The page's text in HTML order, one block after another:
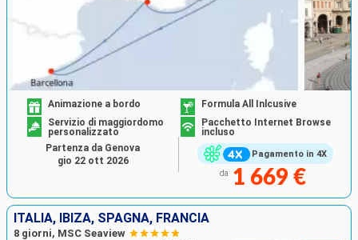
Pagamento in 4X
Animazione a bordo
Formula All Inlcusive
Servizio di maggiordomo
personalizzato
Pacchetto Internet Browse
incluso
da 1 669 €
Partenza da Genova
gio 22 ott 2026
ITALIA, IBIZA, SPAGNA, FRANCIA
8 giorni, MSC Seaview